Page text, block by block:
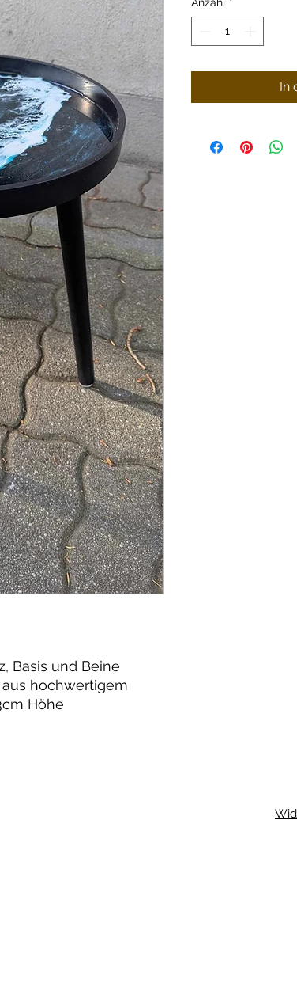
Basis und Beine
hochwertigem
Höhe
In